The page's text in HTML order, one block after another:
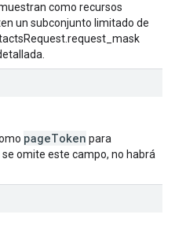
como recursos
un subconjunto limitado de
pageToken para
omite este campo, no habrá